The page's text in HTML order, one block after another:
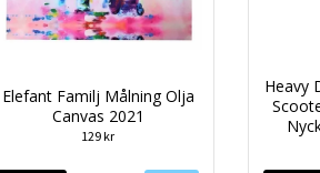
Elefant Familj Målning Olja
Canvas 2021
129 kr
Heavy